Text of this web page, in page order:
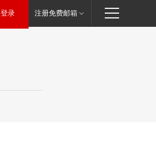
登录 注册免费邮箱